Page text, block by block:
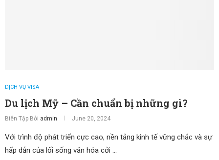
DỊCH VỤ VISA
Du lịch Mỹ – Cần chuẩn bị những gì?
Biên Tập Bởi admin June 20, 2024
Với trình độ phát triển cực cao, nền tảng kinh tế vững chắc và sự
hấp dẫn của lối sống văn hóa cởi …